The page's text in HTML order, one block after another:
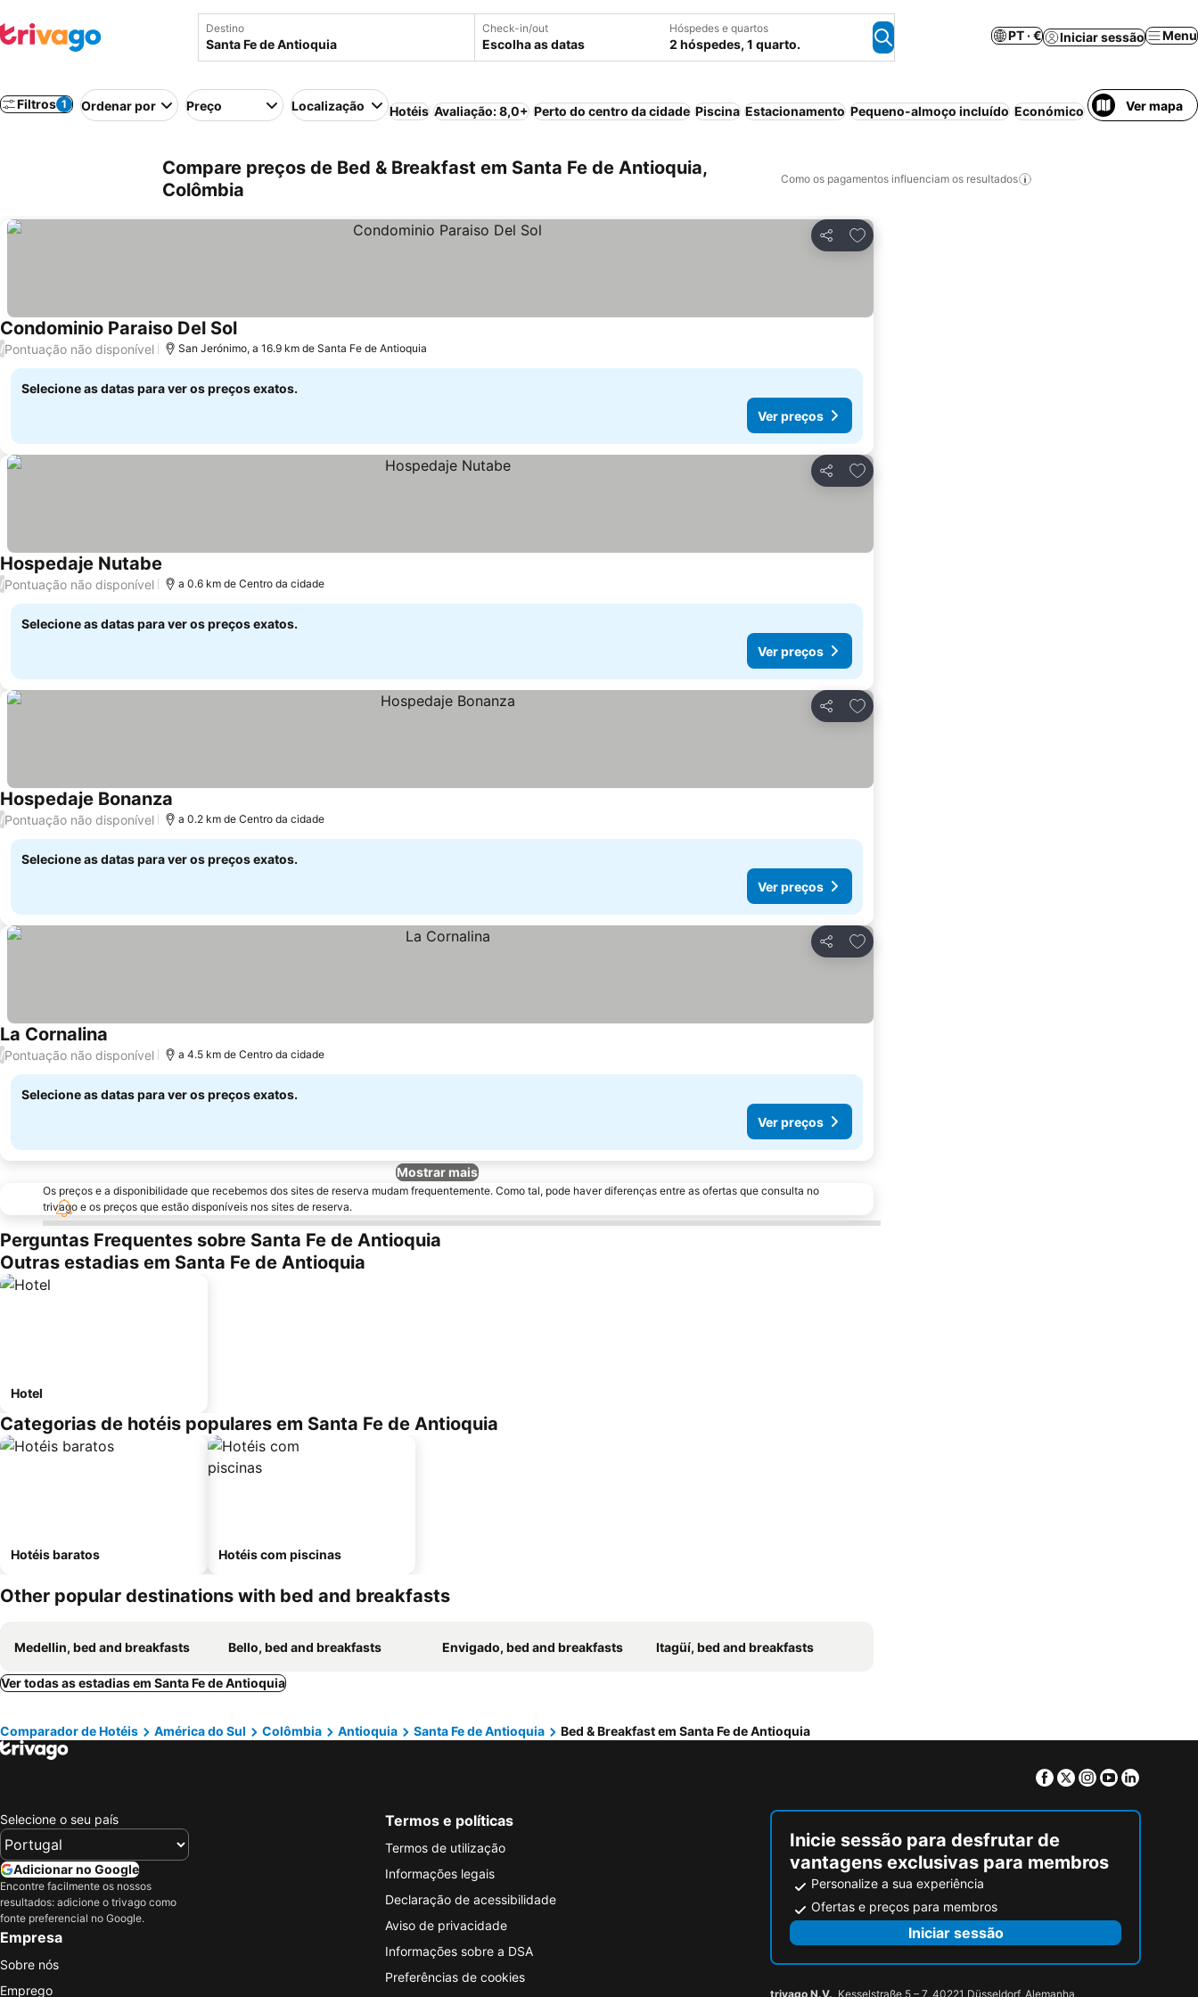
Destino Check-in/out
Escolha as datas
Hóspedes e quartos
2 hóspedes, 1 quarto.
PT · € Iniciar sessão Menu
Filtros 1 Ordenar por Preço Localização Hotéis Avaliação: 8,0+ Perto do centro da cidade Piscina Estacionamento Pequeno-almoço incluído Económico Ar condicionado
Ver mapa
Compare preços de Bed & Breakfast em Santa Fe de Antioquia,
Colômbia
Como os pagamentos influenciam os resultados
Partilhar
Adicionar aos favoritos
Condominio Paraiso Del Sol
/Pontuação não disponível San Jerónimo, a 16.9 km de Santa Fe de Antioquia
Selecione as datas para ver os preços exatos.
Ver preços
Partilhar
Adicionar aos favoritos
Hospedaje Nutabe
/Pontuação não disponível a 0.6 km de Centro da cidade
Selecione as datas para ver os preços exatos.
Ver preços
Partilhar
Adicionar aos favoritos
Hospedaje Bonanza
/Pontuação não disponível a 0.2 km de Centro da cidade
Selecione as datas para ver os preços exatos.
Ver preços
Partilhar
Adicionar aos favoritos
La Cornalina
/Pontuação não disponível a 4.5 km de Centro da cidade
Selecione as datas para ver os preços exatos.
Ver preços
Mostrar mais
Os preços e a disponibilidade que recebemos dos sites de reserva mudam frequentemente. Como tal, pode haver diferenças entre as ofertas que consulta no
trivago e os preços que estão disponíveis nos sites de reserva.
Perguntas Frequentes sobre Santa Fe de Antioquia
Outras estadias em Santa Fe de Antioquia
Hotel
Categorias de hotéis populares em Santa Fe de Antioquia
Hotéis baratos Hotéis com piscinas
Other popular destinations with bed and breakfasts
Medellin, bed and breakfasts Bello, bed and breakfasts Envigado, bed and breakfasts Itagüí, bed and breakfasts
Ver todas as estadias em Santa Fe de Antioquia
Comparador de Hotéis América do Sul Colômbia Antioquia Santa Fe de Antioquia Bed & Breakfast em Santa Fe de Antioquia
Facebook
TwitterInstagram
Youtube
Selecione o seu país
Adicionar no Google
Encontre facilmente os nossos
resultados: adicione o trivago como
fonte preferencial no Google.
Empresa
Sobre nós
Emprego
Termos e políticas
Termos de utilização
Informações legais
Declaração de acessibilidade
Aviso de privacidade
Informações sobre a DSA
Preferências de cookies
Inicie sessão para desfrutar de
vantagens exclusivas para membros
Personalize a sua experiência
Ofertas e preços para membros
Iniciar sessão
trivago N.V., Kesselstraße 5 – 7, 40221 Düsseldorf, Alemanha